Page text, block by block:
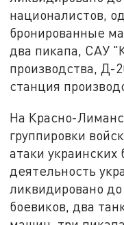
националистов,
бронированные
два пикапа, САУ
производства, Д-
станция
На Красно-
группировки
атаки
деятельность
ликвидировано
боевиков, два